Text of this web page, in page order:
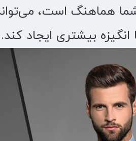
شما هماهنگ است،
بیشتری ایجاد کند.